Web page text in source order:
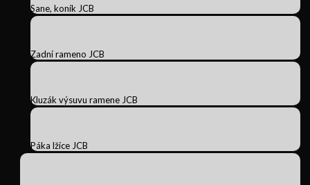
Sane, koník JCB
Zadní rameno JCB
Kluzák výsuvu ramene JCB
Páka lžíce JCB